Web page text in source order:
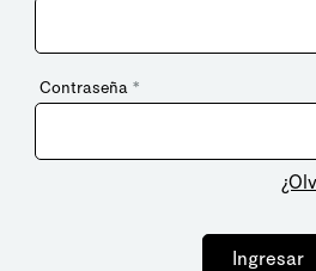
Contraseña *
Ingresar